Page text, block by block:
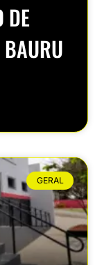
DE
BAURU
GERAL